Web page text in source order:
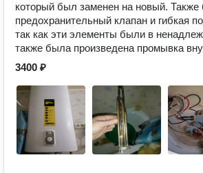
который был заменен на новый.
предохранительный клапан и гибкая
так как эти элементы были в
также была произведена промывка
3400 ₽